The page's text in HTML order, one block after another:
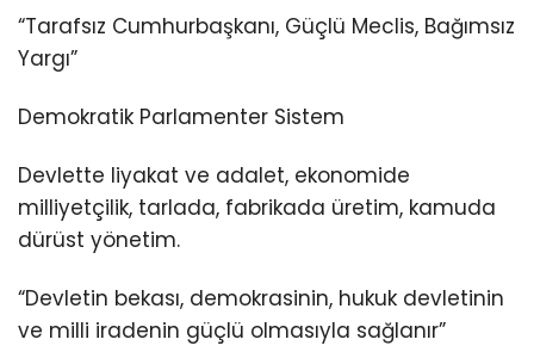
“Tarafsız Cumhurbaşkanı, Güçlü Meclis, Bağımsız
Yargı”
Demokratik Parlamenter Sistem
Devlette liyakat ve adalet, ekonomide
milliyetçilik, tarlada, fabrikada üretim, kamuda
dürüst yönetim.
“Devletin bekası, demokrasinin, hukuk devletinin
ve milli iradenin güçlü olmasıyla sağlanır”